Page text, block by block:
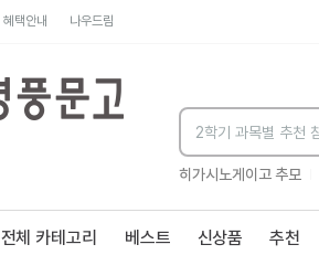
혜택안내 나우드림
히가시노게이고 추모
전체 카테고리 베스트 신상품 추천